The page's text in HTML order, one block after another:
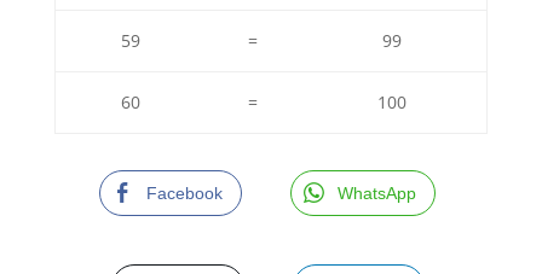
59 = 99
60 = 100
Facebook WhatsApp